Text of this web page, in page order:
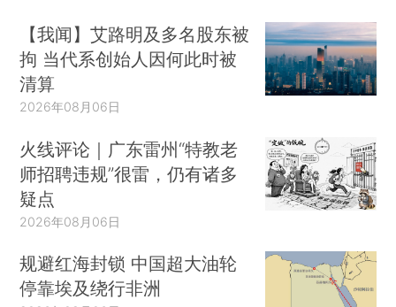
【我闻】艾路明及多名股东被
拘 当代系创始人因何此时被
清算
2026年08月06日
火线评论｜广东雷州“特教老
师招聘违规”很雷，仍有诸多
疑点
2026年08月06日
规避红海封锁 中国超大油轮
停靠埃及绕行非洲